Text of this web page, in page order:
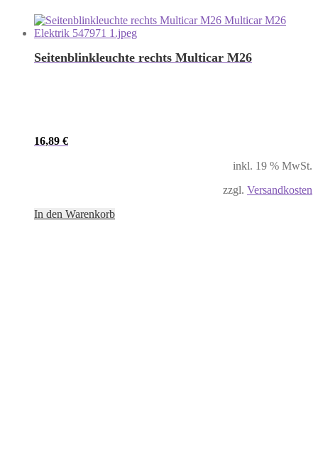
Seitenblinkleuchte rechts Multicar M26
16,89 €
inkl. 19 % MwSt.
zzgl. Versandkosten
In den Warenkorb